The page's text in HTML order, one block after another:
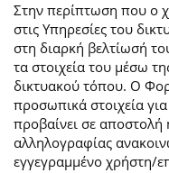
Στην περίπτωση που ο
στις Υπηρεσίες του
στη διαρκή βελτίωσή
τα στοιχεία του μέσω
δικτυακού τόπου. Ο
προσωπικά στοιχεία
προβαίνει σε αποστολή
αλληλογραφίας
εγγεγραμμένο χρήστη/